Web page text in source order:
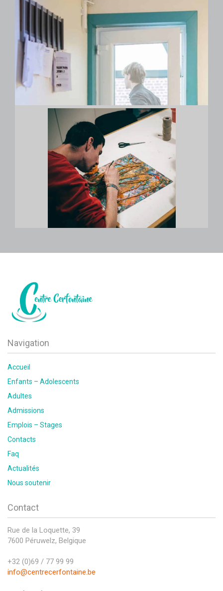
Navigation
Accueil
Enfants – Adolescents
Adultes
Admissions
Emplois – Stages
Contacts
Faq
Actualités
Nous soutenir
Contact
Rue de la Loquette, 39
7600 Péruwelz, Belgique
+32 (0)69 / 77 99 99
info@centrecerfontaine.be